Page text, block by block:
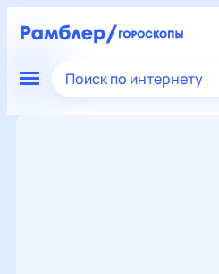
Поиск по интернету